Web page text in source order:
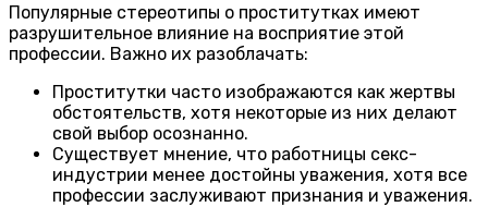
Популярные стереотипы о проститутках имеют
разрушительное влияние на восприятие этой
профессии. Важно их разоблачать:
Проститутки часто изображаются как жертвы
обстоятельств, хотя некоторые из них делают
свой выбор осознанно.
Существует мнение, что работницы секс-
индустрии менее достойны уважения, хотя все
профессии заслуживают признания и уважения.